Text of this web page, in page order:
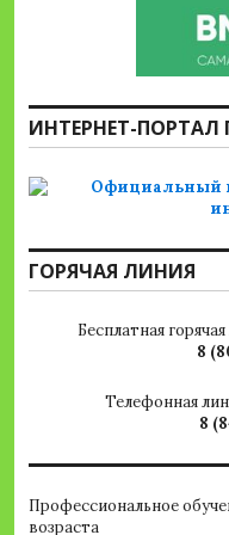
ИНТЕРНЕТ-
ГОРЯЧАЯ ЛИНИЯ
Бесплатная
8
Телефонная
8
Профессиональное
возраста